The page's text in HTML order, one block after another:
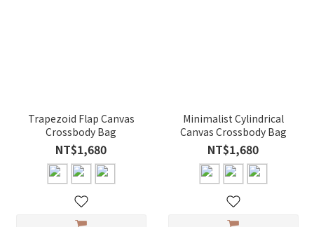
Trapezoid Flap Canvas
Crossbody Bag
NT$1,680
Minimalist Cylindrical
Canvas Crossbody Bag
NT$1,680